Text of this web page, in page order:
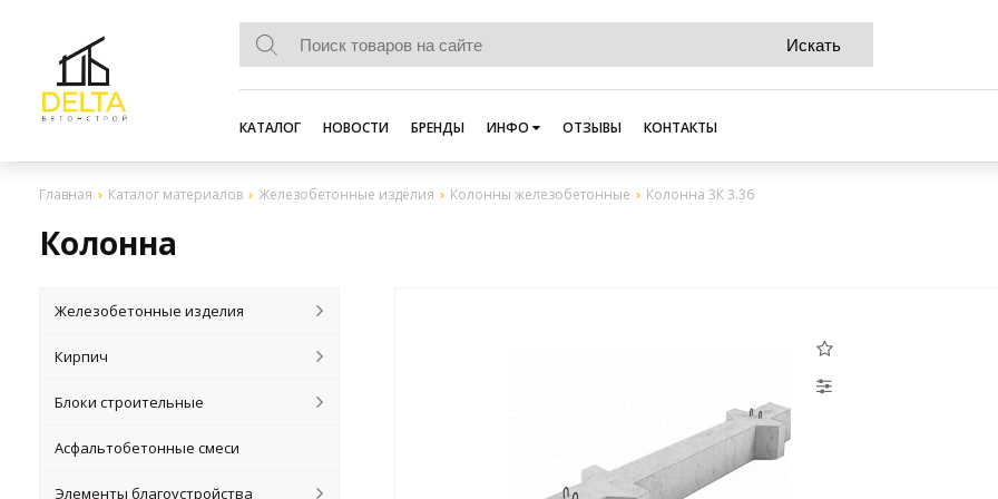
КАТАЛОГ НОВОСТИ БРЕНДЫ ИНФО ОТЗЫВЫ КОНТАКТЫ
Главная Каталог материалов Железобетонные изделия Колонны железобетонные Колонна 3К 3.36
Колонна
Железобетонные изделия
Кирпич
Блоки строительные
Асфальтобетонные смеси
Элементы благоустройства